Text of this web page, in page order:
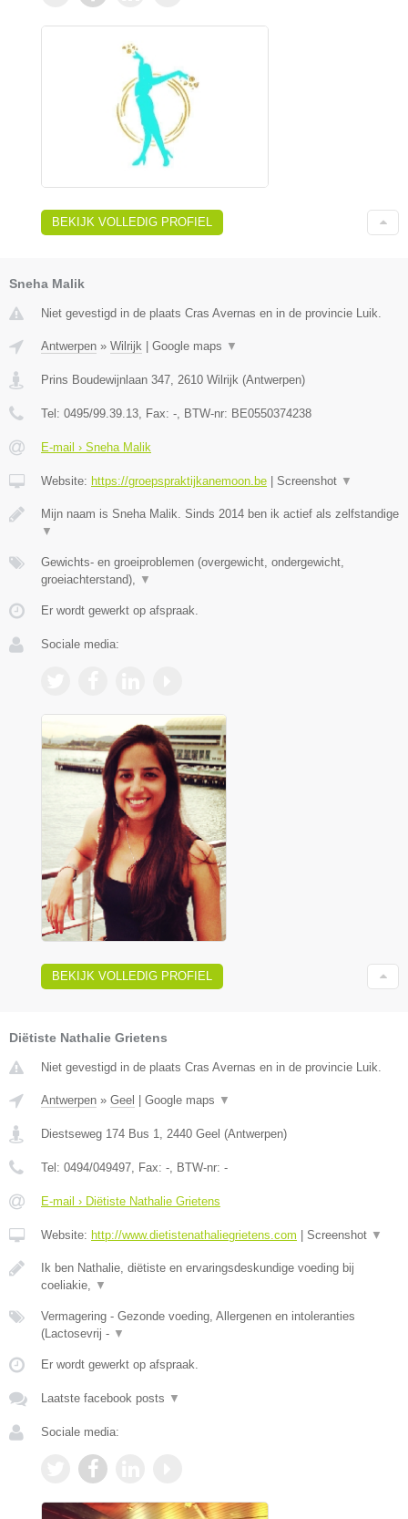
BEKIJK VOLLEDIG PROFIEL
Sneha Malik
Niet gevestigd in de plaats Cras Avernas en in de provincie Luik.
Antwerpen » Wilrijk Google maps ▼
Prins Boudewijnlaan 347, 2610 Wilrijk (Antwerpen)
Tel: 0495/99.39.13, Fax: -, BTW-nr: BE0550374238
E-mail › Sneha Malik
Website: https://groepspraktijkanemoon.be Screenshot ▼
Mijn naam is Sneha Malik. Sinds 2014 ben ik actief als zelfstandige
▼
Gewichts- en groeiproblemen (overgewicht, ondergewicht,
groeiachterstand), ▼
Er wordt gewerkt op afspraak.
Sociale media:
BEKIJK VOLLEDIG PROFIEL
Diëtiste Nathalie Grietens
Niet gevestigd in de plaats Cras Avernas en in de provincie Luik.
Antwerpen » Geel | Google maps ▼
Diestseweg 174 Bus 1 2440 Geel (Antwerpen)
Tel: 0494/049497 , Fax: - , BTW-nr: -
E-mail › Diëtiste Nathalie Grietens
Website: http://www.dietistenathaliegrietens.com | Screenshot ▼
Ik ben Nathalie, diëtiste en ervaringsdeskundige voeding bij
coeliakie,
▼
Vermagering - Gezonde voeding, Allergenen en intoleranties
(Lactosevrij - ▼
Er wordt gewerkt op afspraak.
Laatste facebook posts ▼
Sociale media: